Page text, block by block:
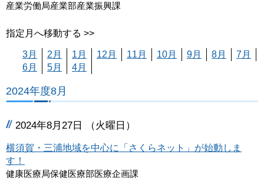
産業労働局産業部産業振興課
指定月へ移動する >>
3月 2月 1月 12月 11月 10月 9月 8月
7月
6月
5月 4月
2024年度8月
2024年8月27日 （火曜日）
横須賀・三浦地域を中心に「さくらネット」が始動しま
す！
健康医療局保健医療部医療企画課